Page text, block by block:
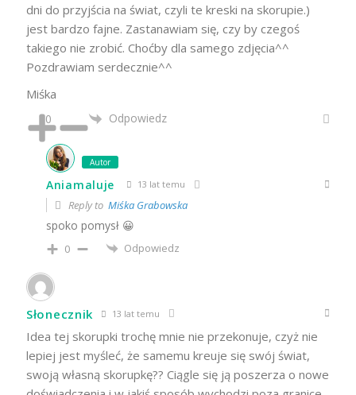
dni do przyjścia na świat, czyli te kreski na skorupie.)
jest bardzo fajne. Zastanawiam się, czy by czegoś
takiego nie zrobić. Choćby dla samego zdjęcia^^
Pozdrawiam serdecznie^^
Miśka
0 Odpowiedz
Autor
Aniamaluje 13 lat temu
Reply to Miśka Grabowska
spoko pomysł 😀
0 Odpowiedz
Słonecznik 13 lat temu
Idea tej skorupki trochę mnie nie przekonuje, czyż nie
lepiej jest myśleć, że samemu kreuje się swój świat,
swoją własną skorupkę?? Ciągle się ją poszerza o nowe